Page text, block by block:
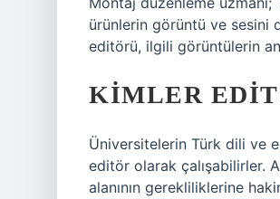
ürünlerin görüntü ve sesini
editörü, ilgili görüntülerin
KIMLER
Üniversitelerin Türk dili ve
editör olarak çalışabilirler.
alanının gerekliliklerine